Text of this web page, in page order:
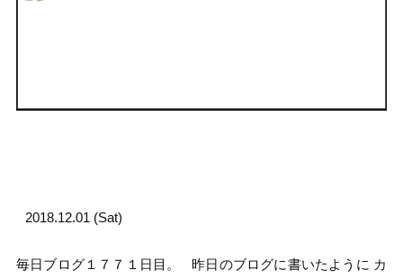
2018.12.01 (Sat)
毎日ブログ１７７１日目。 昨日のブログに書いたように カ